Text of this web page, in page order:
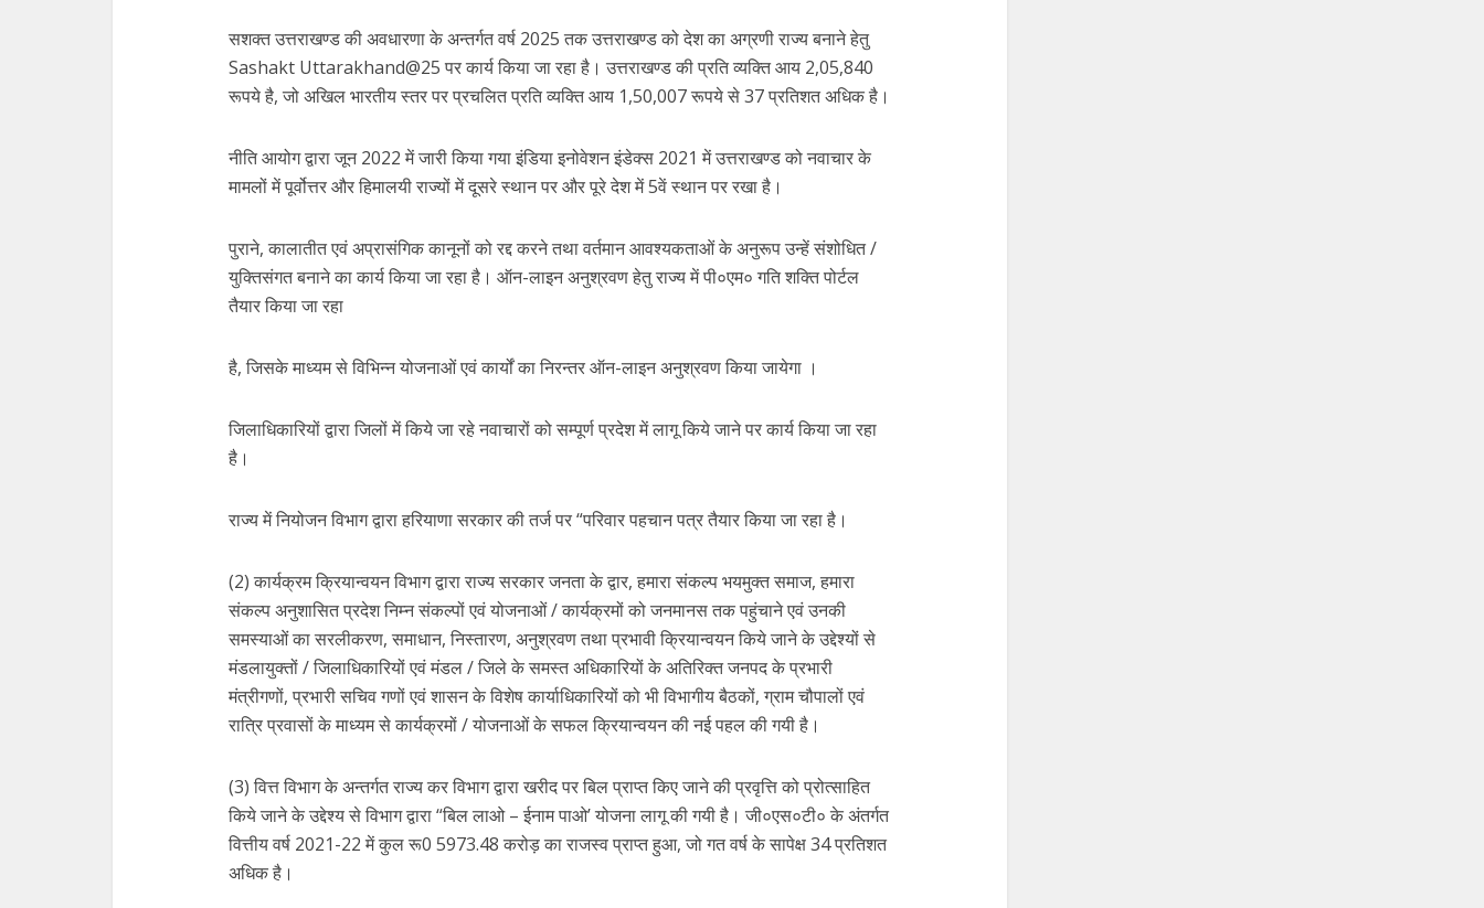
सशक्त उत्तराखण्ड की अवधारणा के अन्तर्गत वर्ष 2025 तक उत्तराखण्ड को देश का अग्रणी राज्य बनाने हेतु
Sashakt Uttarakhand@25 पर कार्य किया जा रहा है। उत्तराखण्ड की प्रति व्यक्ति आय 2,05,840
रूपये है, जो अखिल भारतीय स्तर पर प्रचलित प्रति व्यक्ति आय 1,50,007 रूपये से 37 प्रतिशत अधिक है।
नीति आयोग द्वारा जून 2022 में जारी किया गया इंडिया इनोवेशन इंडेक्स 2021 में उत्तराखण्ड को नवाचार के
मामलों में पूर्वोत्तर और हिमालयी राज्यों में दूसरे स्थान पर और पूरे देश में 5वें स्थान पर रखा है।
पुराने, कालातीत एवं अप्रासंगिक कानूनों को रद्द करने तथा वर्तमान आवश्यकताओं के अनुरूप उन्हें संशोधित /
युक्तिसंगत बनाने का कार्य किया जा रहा है। ऑन-लाइन अनुश्रवण हेतु राज्य में पी०एम० गति शक्ति पोर्टल
तैयार किया जा रहा
है, जिसके माध्यम से विभिन्न योजनाओं एवं कार्यों का निरन्तर ऑन-लाइन अनुश्रवण किया जायेगा ।
जिलाधिकारियों द्वारा जिलों में किये जा रहे नवाचारों को सम्पूर्ण प्रदेश में लागू किये जाने पर कार्य किया जा रहा
है।
राज्य में नियोजन विभाग द्वारा हरियाणा सरकार की तर्ज पर “परिवार पहचान पत्र तैयार किया जा रहा है।
(2) कार्यक्रम क्रियान्वयन विभाग द्वारा राज्य सरकार जनता के द्वार, हमारा संकल्प भयमुक्त समाज, हमारा
संकल्प अनुशासित प्रदेश निम्न संकल्पों एवं योजनाओं / कार्यक्रमों को जनमानस तक पहुंचाने एवं उनकी
समस्याओं का सरलीकरण, समाधान, निस्तारण, अनुश्रवण तथा प्रभावी क्रियान्वयन किये जाने के उद्देश्यों से
मंडलायुक्तों / जिलाधिकारियों एवं मंडल / जिले के समस्त अधिकारियों के अतिरिक्त जनपद के प्रभारी
मंत्रीगणों, प्रभारी सचिव गणों एवं शासन के विशेष कार्याधिकारियों को भी विभागीय बैठकों, ग्राम चौपालों एवं
रात्रि प्रवासों के माध्यम से कार्यक्रमों / योजनाओं के सफल क्रियान्वयन की नई पहल की गयी है।
(3) वित्त विभाग के अन्तर्गत राज्य कर विभाग द्वारा खरीद पर बिल प्राप्त किए जाने की प्रवृत्ति को प्रोत्साहित
किये जाने के उद्देश्य से विभाग द्वारा “बिल लाओ – ईनाम पाओ’ योजना लागू की गयी है। जी०एस०टी० के अंतर्गत
वित्तीय वर्ष 2021-22 में कुल रू0 5973.48 करोड़ का राजस्व प्राप्त हुआ, जो गत वर्ष के सापेक्ष 34 प्रतिशत
अधिक है।